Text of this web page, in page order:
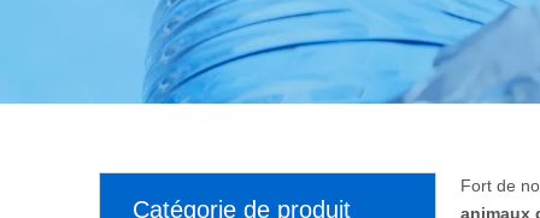
Catégorie de produit
Fort de
animaux